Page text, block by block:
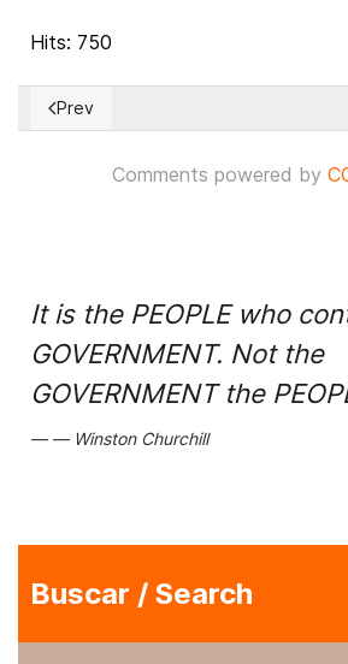
Hits: 750
Previous article: Fake friends and
Prev
Comments powered by
It is the PEOPLE who
GOVERNMENT. Not the
GOVERNMENT the
Winston Churchill
Buscar / Search